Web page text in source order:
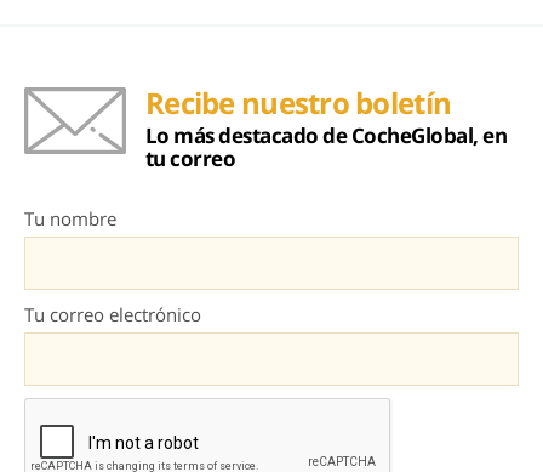
Recibe nuestro boletín
Lo más destacado de CocheGlobal, en
tu correo
Tu nombre
Tu correo electrónico